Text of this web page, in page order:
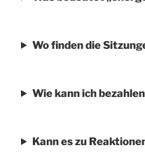
Wo finden die
Wie kann ich
Kann es zu